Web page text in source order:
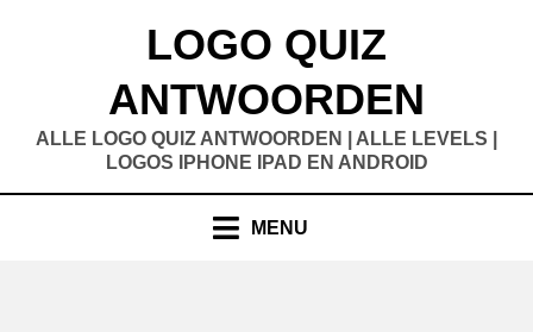
LOGO QUIZ
ANTWOORDEN
ALLE LOGO QUIZ ANTWOORDEN | ALLE LEVELS |
LOGOS IPHONE IPAD EN ANDROID
MENU